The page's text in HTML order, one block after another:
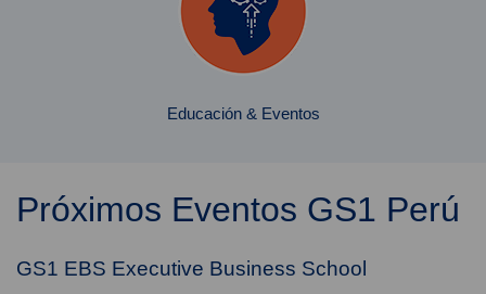
Educación & Eventos
Próximos Eventos GS1 Perú
GS1 EBS Executive Business School